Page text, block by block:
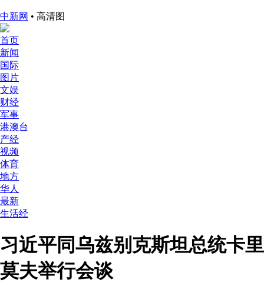
中新网 • 高清图
首页
新闻
国际
图片
文娱
财经
军事
港澳台
产经
视频
体育
地方
华人
最新
生活经
习近平同乌兹别克斯坦总统卡里
莫夫举行会谈